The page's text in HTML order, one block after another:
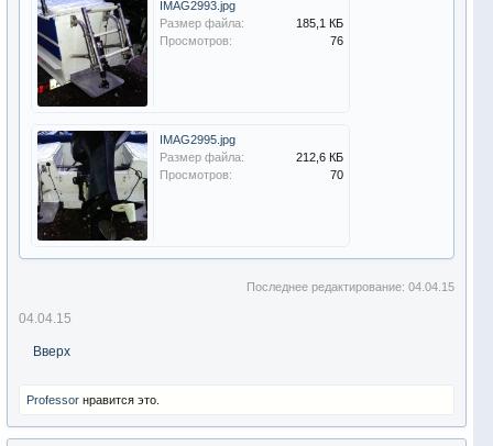
IMAG2993.jpg
Размер файла:
185,1 КБ
Просмотров:
76
IMAG2995.jpg
Размер файла:
212,6 КБ
Просмотров:
70
Последнее редактирование:04.04.15
04.04.15
Вверх
Professor нравится это.